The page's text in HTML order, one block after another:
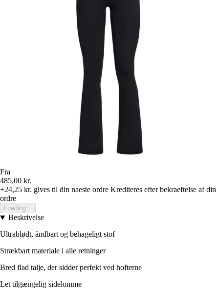
Fra
485,00 kr.
+24,25 kr. gives til din naeste ordre Krediteres efter bekraeftelse af din
ordre
Loading...
Beskrivelse
Ultrablødt, åndbart og behageligt stof
Strækbart materiale i alle retninger
Bred flad talje, der sidder perfekt ved hofterne
Let tilgængelig sidelomme